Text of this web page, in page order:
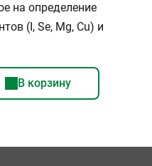
на определение
(I, Se, Mg, Cu) и
В корзину